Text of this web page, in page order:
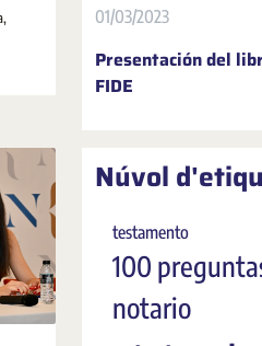
01/03/2023
Presentación del
FIDE
Núvol
testamento
100
notario